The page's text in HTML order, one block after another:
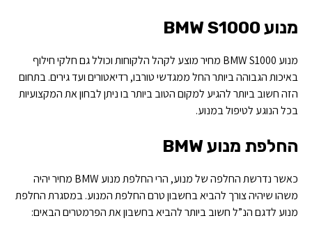
מנוע BMW S1000
מנוע BMW S1000 מחיר מוצע לקהל הלקוחות וכולל גם חלקי חילוף
באיכות הגבוהה ביותר החל ממגדשי טורבו, רדיאטורים ועד גירים. בתחום
הזה חשוב ביותר להגיע למקום הטוב ביותר בו ניתן לבחון את המקצועיות
בכל הנוגע לטיפול במנוע.
החלפת מנוע BMW
כאשר נדרשת החלפה של מנוע, הרי החלפת מנוע BMW מחיר יהיה
משהו שיהיה צורך להביא בחשבון טרם החלפת המנוע. במסגרת החלפת
מנוע לדגם הנ”ל חשוב ביותר להביא בחשבון את הפרמטרים הבאים: